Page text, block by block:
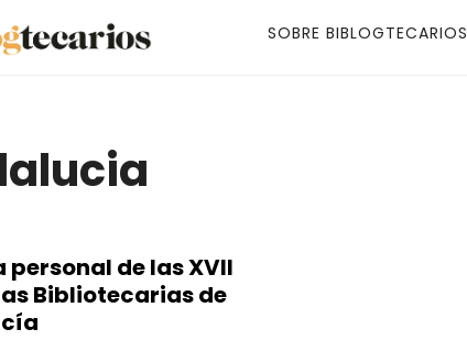
SOBRE BIBLOGTECARIOS
personal de las XVII
Bibliotecarias de